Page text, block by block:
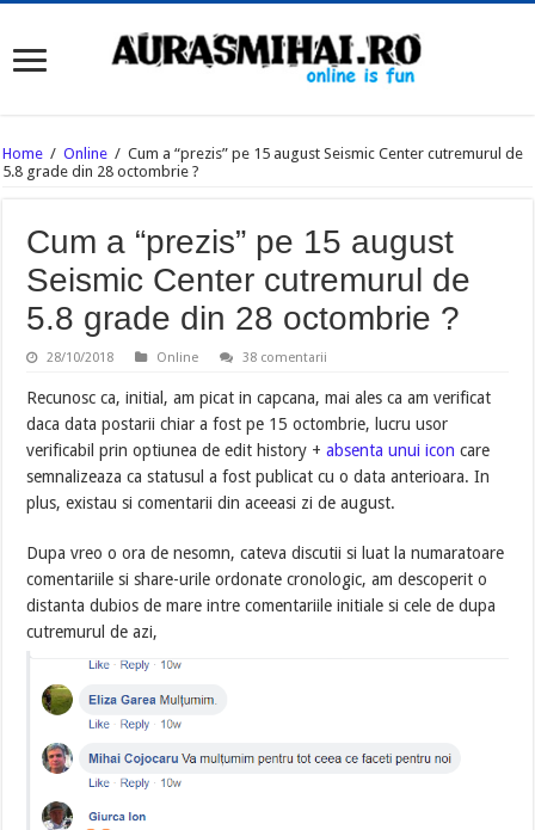
Home / Online / Cum a “prezis” pe 15 august Seismic Center cutremurul de
5.8 grade din 28 octombrie ?
Cum a “prezis” pe 15 august
Seismic Center cutremurul de
5.8 grade din 28 octombrie ?
28/10/2018 Online 38 comentarii
Recunosc ca, initial, am picat in capcana, mai ales ca am verificat
daca data postarii chiar a fost pe 15 octombrie, lucru usor
verificabil prin optiunea de edit history + absenta unui icon care
semnalizeaza ca statusul a fost publicat cu o data anterioara. In
plus, existau si comentarii din aceeasi zi de august.
Dupa vreo o ora de nesomn, cateva discutii si luat la numaratoare
comentariile si share-urile ordonate cronologic, am descoperit o
distanta dubios de mare intre comentariile initiale si cele de dupa
cutremurul de azi,